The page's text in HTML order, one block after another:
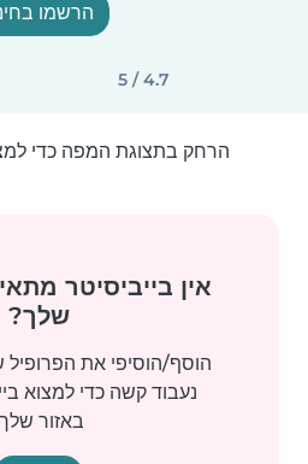
הרשמו
4.7 / 5
הרחק בתצוגת המפה כדי
אין בייביסיטר
שלך?
הוסף/הוסיפי את הפרופיל
נעבוד קשה כדי למצוא
באזור